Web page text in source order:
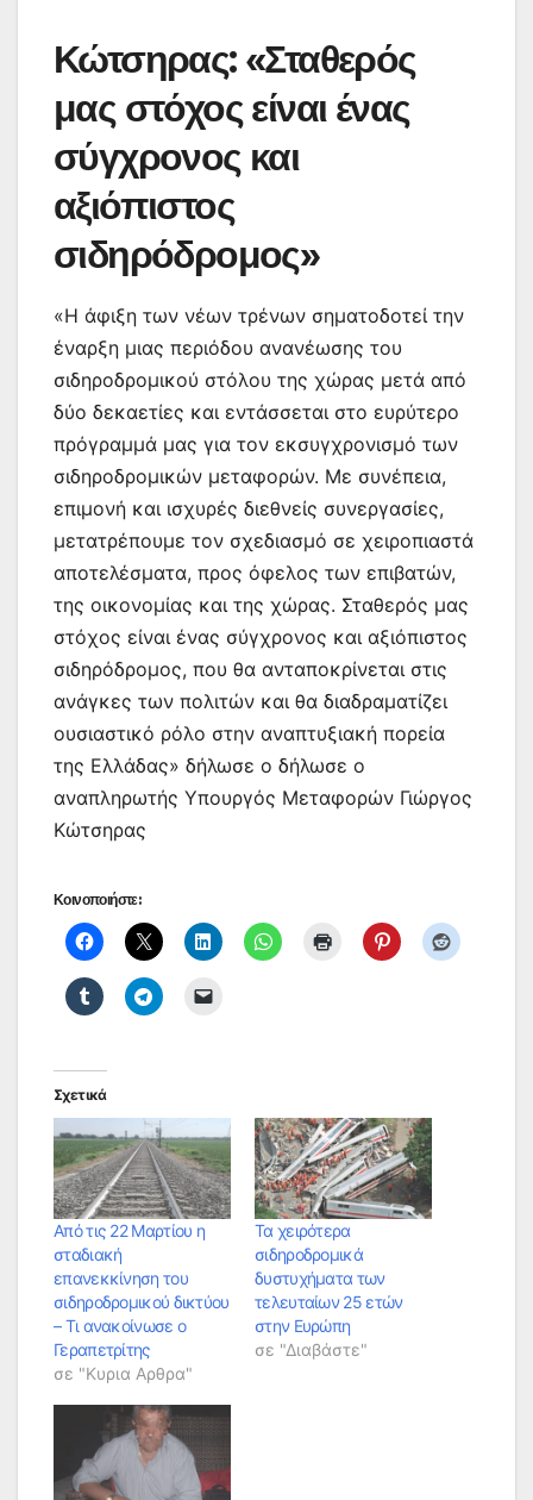
Κώτσηρας: «Σταθερός
μας στόχος είναι ένας
σύγχρονος και
αξιόπιστος
σιδηρόδρομος»
«Η άφιξη των νέων τρένων σηματοδοτεί την
έναρξη μιας περιόδου ανανέωσης του
σιδηροδρομικού στόλου της χώρας μετά από
δύο δεκαετίες και εντάσσεται στο ευρύτερο
πρόγραμμά μας για τον εκσυγχρονισμό των
σιδηροδρομικών μεταφορών. Με συνέπεια,
επιμονή και ισχυρές διεθνείς συνεργασίες,
μετατρέπουμε τον σχεδιασμό σε χειροπιαστά
αποτελέσματα, προς όφελος των επιβατών,
της οικονομίας και της χώρας. Σταθερός μας
στόχος είναι ένας σύγχρονος και αξιόπιστος
σιδηρόδρομος, που θα ανταποκρίνεται στις
ανάγκες των πολιτών και θα διαδραματίζει
ουσιαστικό ρόλο στην αναπτυξιακή πορεία
της Ελλάδας» δήλωσε ο δήλωσε ο
αναπληρωτής Υπουργός Μεταφορών Γιώργος
Κώτσηρας
Κοινοποιήστε:
Σχετικά
Από τις 22 Μαρτίου η
σταδιακή
επανεκκίνηση του
σιδηροδρομικού δικτύου
– Τι ανακοίνωσε ο
Γεραπετρίτης
σε "Κυρια Αρθρα"
Τα χειρότερα
σιδηροδρομικά
δυστυχήματα των
τελευταίων 25 ετών
στην Ευρώπη
σε "Διαβάστε"